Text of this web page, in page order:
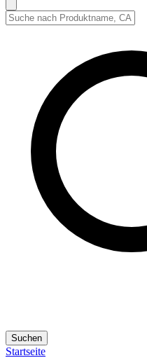
Suchen
Startseite